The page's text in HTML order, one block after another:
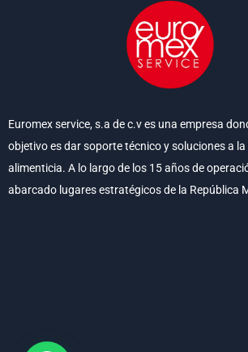
Euromex service, s.a de c.v es una empresa
objetivo es dar soporte técnico y soluciones a
alimenticia. A lo largo de los 15 años de
abarcado lugares estratégicos de la República